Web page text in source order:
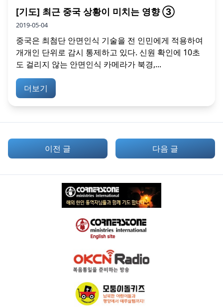
[기도] 최근 중국 상황이 미치는 영향 ③
2019-05-04
중국은 최첨단 안면인식 기술을 전 인민에게 적용하여
개개인 단위로 감시 통제하고 있다. 신원 확인에 10초
도 걸리지 않는 안면인식 카메라가 북경,...
더보기
이전 글 다음 글